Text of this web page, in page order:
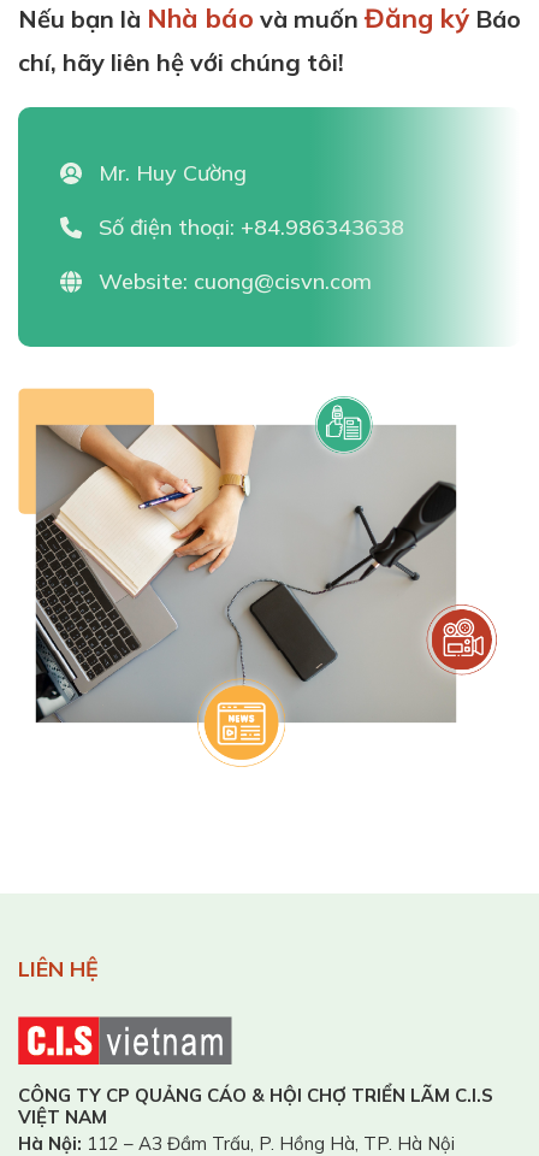
Nếu bạn là Nhà báo và muốnĐăng ký Báo
chí, hãy liên hệ với chúng tôi!
Mr. Huy Cường
Số điện thoại: +84.986343638
Website: cuong@cisvn.com
LIÊN HỆ
CÔNG TY CP QUẢNG CÁO & HỘI CHỢ TRIỂN LÃM C.I.S
VIỆT NAM
Hà Nội: 112 – A3 Đầm Trấu, P. Hồng Hà, TP. Hà Nội